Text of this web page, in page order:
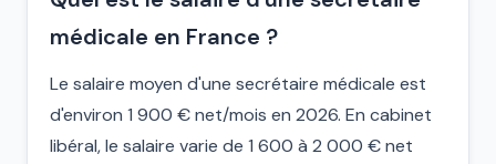
médicale en France ?
Le salaire moyen d'une secrétaire médicale est
d'environ 1 900 € net/mois en 2026. En cabinet
libéral, le salaire varie de 1 600 à 2 000 € net